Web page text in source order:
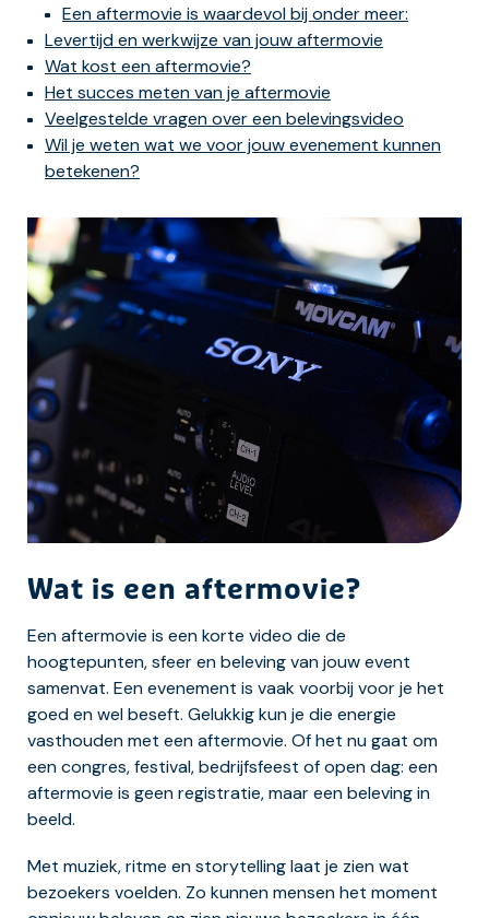
Een aftermovie is waardevol bij onder meer:
Levertijd en werkwijze van jouw aftermovie
Wat kost een aftermovie?
Het succes meten van je aftermovie
Veelgestelde vragen over een belevingsvideo
Wil je weten wat we voor jouw evenement kunnen
betekenen?
Wat is een aftermovie?
Een aftermovie is een korte video die de
hoogtepunten, sfeer en beleving van jouw event
samenvat. Een evenement is vaak voorbij voor je het
goed en wel beseft. Gelukkig kun je die energie
vasthouden met een aftermovie. Of het nu gaat om
een congres, festival, bedrijfsfeest of open dag: een
aftermovie is geen registratie, maar een beleving in
beeld.
Met muziek, ritme en storytelling laat je zien wat
bezoekers voelden. Zo kunnen mensen het moment